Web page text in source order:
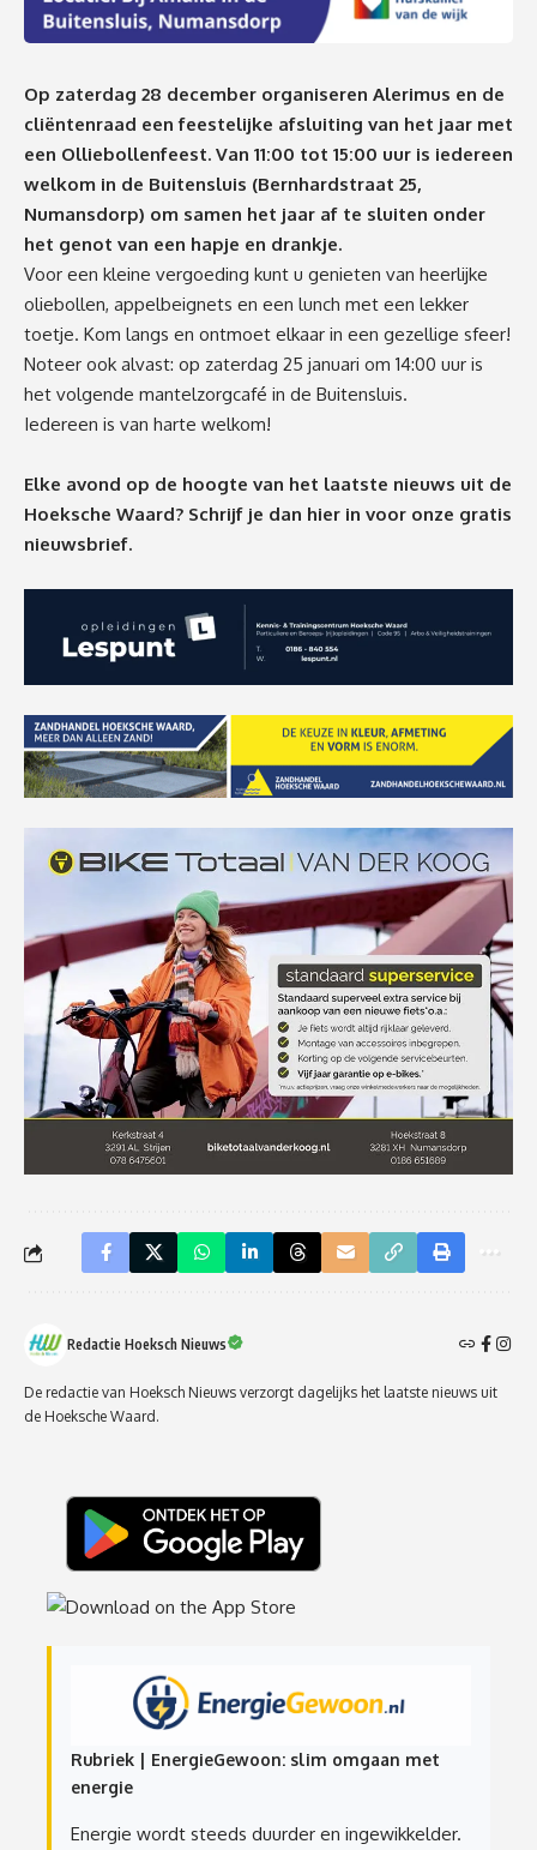
Op zaterdag 28 december organiseren Alerimus en de
cliëntenraad een feestelijke afsluiting van het jaar met
een Olliebollenfeest. Van 11:00 tot 15:00 uur is iedereen
welkom in de Buitensluis (Bernhardstraat 25,
Numansdorp) om samen het jaar af te sluiten onder
het genot van een hapje en drankje.
Voor een kleine vergoeding kunt u genieten van heerlijke
oliebollen, appelbeignets en een lunch met een lekker
toetje. Kom langs en ontmoet elkaar in een gezellige sfeer!
Noteer ook alvast: op zaterdag 25 januari om 14:00 uur is
het volgende mantelzorgcafé in de Buitensluis.
Iedereen is van harte welkom!
Elke avond op de hoogte van het laatste nieuws uit de
Hoeksche Waard? Schrijf je dan hier in voor onze gratis
nieuwsbrief.
Redactie Hoeksch Nieuws
De redactie van Hoeksch Nieuws verzorgt dagelijks het laatste nieuws uit
de Hoeksche Waard.
Rubriek | EnergieGewoon: slim omgaan met
energie
Energie wordt steeds duurder en ingewikkelder.